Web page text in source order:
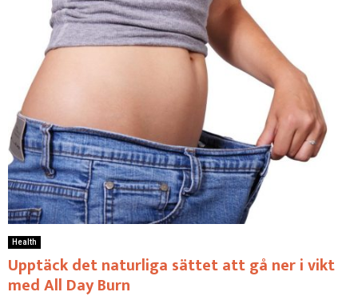
Health
Upptäck det naturliga sättet att gå ner i vikt
med All Day Burn